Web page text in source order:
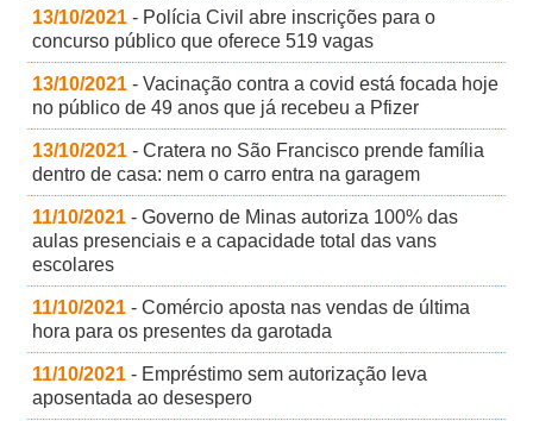
13/10/2021 - Polícia Civil abre inscrições para o
concurso público que oferece 519 vagas
13/10/2021 - Vacinação contra a covid está focada hoje
no público de 49 anos que já recebeu a Pfizer
13/10/2021 - Cratera no São Francisco prende família
dentro de casa: nem o carro entra na garagem
11/10/2021 - Governo de Minas autoriza 100% das
aulas presenciais e a capacidade total das vans
escolares
11/10/2021 - Comércio aposta nas vendas de última
hora para os presentes da garotada
11/10/2021 - Empréstimo sem autorização leva
aposentada ao desespero